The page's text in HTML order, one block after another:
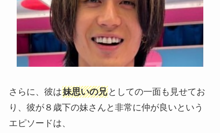
さらに、彼は妹思いの兄としての一面も見せてお
り、彼が８歳下の妹さんと非常に仲が良いという
エピソードは、